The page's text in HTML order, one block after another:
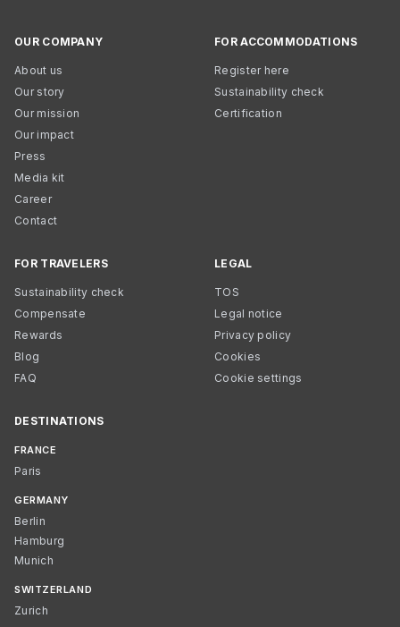
OUR COMPANY
About us
Our story
Our mission
Our impact
Press
Media kit
Career
Contact
FOR ACCOMMODATIONS
Register here
Sustainability check
Certification
FOR TRAVELERS
Sustainability check
Compensate
Rewards
Blog
FAQ
LEGAL
TOS
Legal notice
Privacy policy
Cookies
Cookie settings
DESTINATIONS
FRANCE
Paris
GERMANY
Berlin
Hamburg
Munich
SWITZERLAND
Zurich